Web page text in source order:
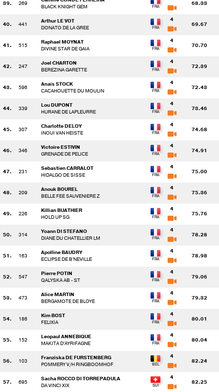
39. 269
BLACK KNIGHT GEM
68.33
40. 441
Arthur LE VOT
DONATO DE LA GREE
4
69.67
41. 515
Raphael MOYNAT
DIVINE STAR DE GAIA
4
70.70
42. 247
Joel CHARTON
BEREZINA GARETTE
4
72.39
43. 596
Anais STOCK
CACAHOUETTE DU MOULIN
4
72.43
44. 339
Lou DUPONT
HURANE DE LAPLEURRE
4
73.46
45. 307
Charlotte DELOY
INOUI VAN HEISTE
4
74.68
46. 346
Victoire ESTIVIN
GRENADE DE PELICE
4
74.91
47. 231
Sebastien CARRALOT
HIDALGO DE SISSE
4
75.00
48. 209
Anouk BOUREL
BELLE FEE SAUVENIERE Z
4
75.36
49. 226
Killian BUATHIER
HOLD UP SG
4
75.76
50. 314
Yoann DI STEFANO
DIANE DU CHATELLIER LM
4
78.28
51. 163
Apolline BAUDRY
ECLIPSE DE B'NEVILLE
4
78.98
52. 547
Pierre POTIN
QALYSKA AB - ST
4
79.06
53. 473
Alice MARTIN
BERGAMOTE DE BLOYE
4
79.32
54. 186
Kim BOST
FELIXIA
4
80.01
55. 152
Leopaul ANNEBIQUE
MAKITA D'AYRIFAGNE
4
80.04
56. 103
Franziska DE FURSTENBERG
POMMERY V/H RINGBOOMHOF
4
82.24
57. 695
Sacha ROCCO DI TORREPADULA
DA VINCI XIX
4
82.25